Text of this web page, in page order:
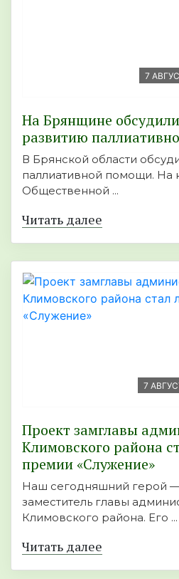
7
На Брянщине
развитию
В Брянской области
паллиативной помощи. На
Общественной ...
Читать далее
7
Проект замглавы
Климовского района
премии «Служение»
Наш сегодняшний герой
заместитель главы
Климовского района. Его ...
Читать далее